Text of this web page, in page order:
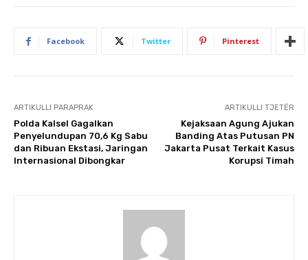
Facebook Twitter Pinterest
ARTIKULLI PARAPRAK
Polda Kalsel Gagalkan
Penyelundupan 70,6 Kg Sabu
dan Ribuan Ekstasi, Jaringan
Internasional Dibongkar
ARTIKULLI TJETËR
Kejaksaan Agung Ajukan
Banding Atas Putusan PN
Jakarta Pusat Terkait Kasus
Korupsi Timah